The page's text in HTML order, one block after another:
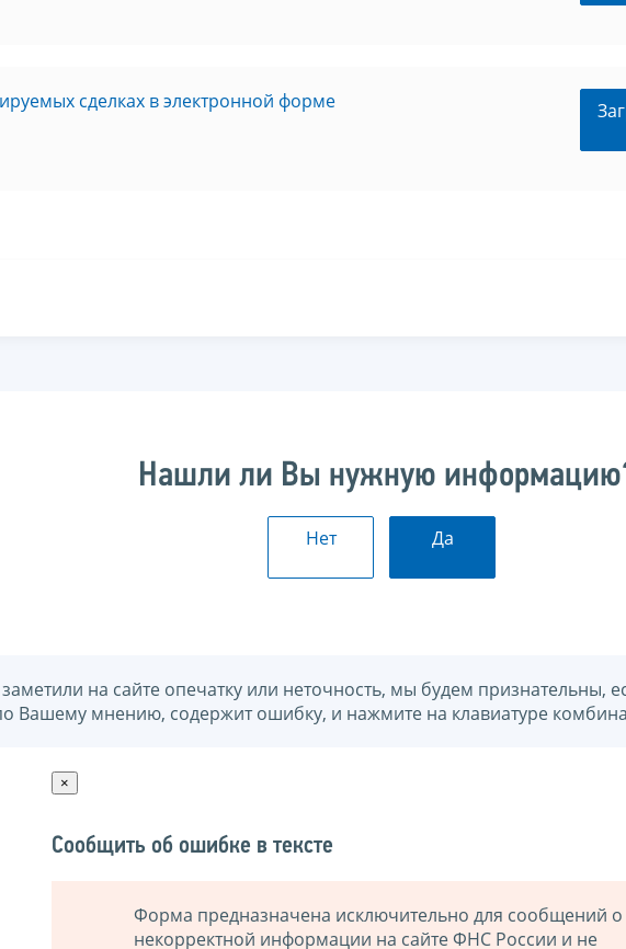
сделках в электронной форме
Нашли ли Вы нужную
Нет Да
на сайте опечатку или неточность, мы будем признательны,
Вашему мнению, содержит ошибку, и нажмите на клавиатуре
×
Сообщить об ошибке в тексте
Форма предназначена исключительно для сообщений о
некорректной информации на сайте ФНС России и не